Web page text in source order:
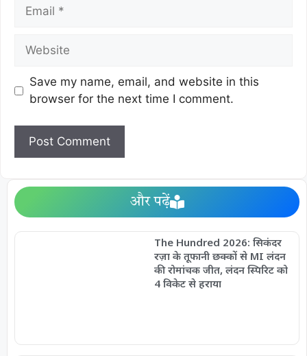
Save my name, email, and website in this
browser for the next time I comment.
और पढ़ें
The Hundred 2026: सिकंदर
रज़ा के तूफानी छक्कों से MI लंदन
की रोमांचक जीत, लंदन स्पिरिट को
4 विकेट से हराया